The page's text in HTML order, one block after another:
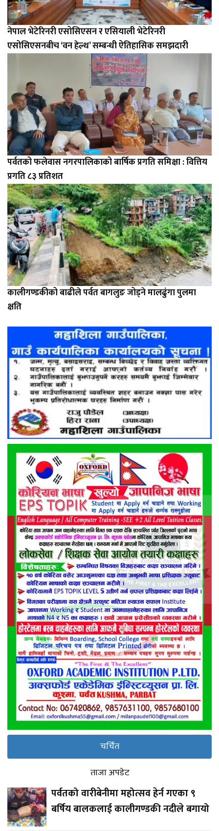
नेपाल भेटेरिनरी एसोसिएसन र एसियाली भेटेरिनरी
एसोसिएसनबीच ‘वन हेल्थ’ सम्बन्धी ऐतिहासिक समझदारी
पर्वतको फलेवास नगरपालिकाको बार्षिक प्रगति समिक्षा : वित्तिय
प्रगति ८३ प्रतिशत
कालीगण्डकीको बाढीले पर्वत बागलुङ जोड्ने मालढुंगा पुलमा
क्षति
चर्चित
ताजा अपडेट
पर्वतको वारीबेनीमा महोत्सव हेर्न गएका ९
बर्षिय बालकलाई कालीगण्डकी नदीले बगायो